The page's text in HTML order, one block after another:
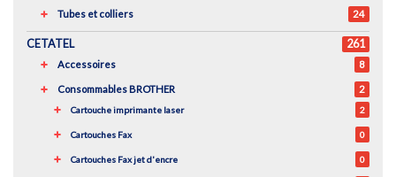
Tubes et colliers 24
CETATEL 261
Accessoires 8
Consommables BROTHER 2
Cartouche imprimante laser 2
Cartouches Fax 0
Cartouches Fax jet d'encre 0